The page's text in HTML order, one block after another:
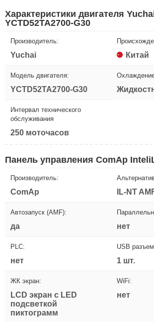
Характеристики двигателя
YCTD52TA2700-G30
Производитель:
Yuchai Китай
Модель двигателя:
YCTD52TA2700-G30
Интервал технического
обслуживания
250 моточасов
Панель управления ComAp
Производитель:
ComAp IL-NT
Автозапуск (AMF):
да нет
PLC:
нет
USB
1 шт.
ЖК экран:
LCD экран с LED
подсветкой
пиктограмм
WiFi:
нет